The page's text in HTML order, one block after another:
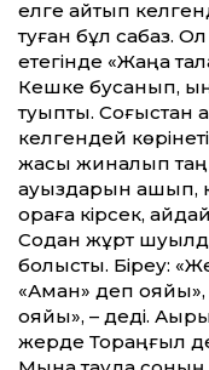
елге қайтып
туған бұл сабаз.
етегінде «Жаңа
Кешке бусанып,
туыпты. Соғыстан
келгендей
жасы жиналып таң
ауыздарын ашып,
қораға кірсек,
Содан жұрт
болысты. Біреу:
«Аман» деп қояйық»,
қояйық», – деді.
жерде Тораңғыл